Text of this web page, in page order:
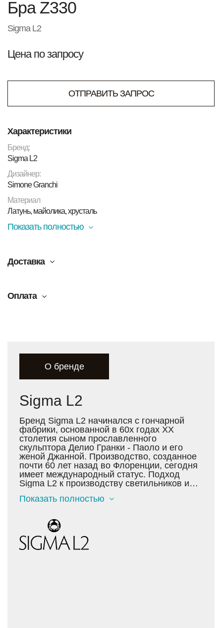
Бра Z330
Sigma L2
Цена по запросу
ОТПРАВИТЬ ЗАПРОС
Характеристики
Бренд:
Sigma L2
Дизайнер:
Simone Granchi
Материал
Латунь, майолика, хрусталь
Показать полностью
Доставка
Оплата
О бренде
Sigma L2
Бренд Sigma L2 начинался с гончарной
фабрики, основанной в 60х годах XX
столетия сыном прославленного
скульптора Делио Гранки - Паоло и его
женой Джанной. Производство, созданное
почти 60 лет назад во Флоренции, сегодня
имеет международный статус. Подход
Sigma L2 к производству светильников и
неизменном следовании культуре и
исследованиям всегда приводит мастеров
фабрики к новым, интересным открытиям.
Сегодня они используют множество самых
разнородных материалов: хрусталь,
Показать полностью